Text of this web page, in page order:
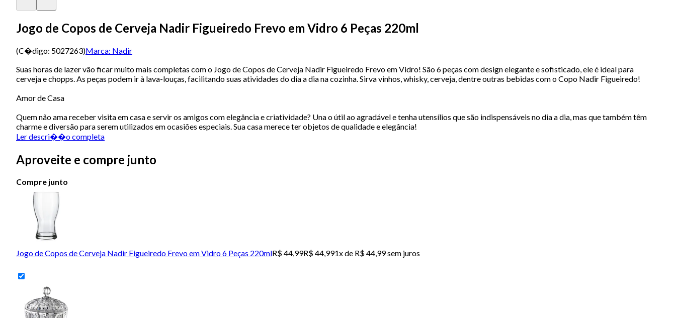
Jogo de Copos de Cerveja Nadir Figueiredo Frevo em Vidro 6 Peças 220ml
(C�digo: 5027263)Marca: Nadir
Suas horas de lazer vão ficar muito mais completas com o Jogo de Copos de Cerveja Nadir Figueiredo Frevo em Vidro! São 6 peças com design elegante e sofisticado, ele é ideal para
cerveja e chopps. As peças podem ir à lava-louças, facilitando suas atividades do dia a dia na cozinha. Sirva vinhos, whisky, cerveja, dentre outras bebidas com o Copo Nadir Figueiredo!
Amor de Casa
Quem não ama receber visita em casa e servir os amigos com elegância e criatividade? Una o útil ao agradável e tenha utensílios que são indispensáveis no dia a dia, mas que também têm
charme e diversão para serem utilizados em ocasiões especiais. Sua casa merece ter objetos de qualidade e elegância!
Ler descri��o completa
Aproveite e compre junto
Compre junto
Jogo de Copos de Cerveja Nadir Figueiredo Frevo em Vidro 6 Peças 220mlR$ 44,99R$ 44,991x de R$ 44,99 sem juros